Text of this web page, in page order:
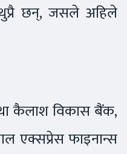
छन्, जसले अहिले
कैलाश विकास बैंक,
एक्सप्रेस फाइनान्स